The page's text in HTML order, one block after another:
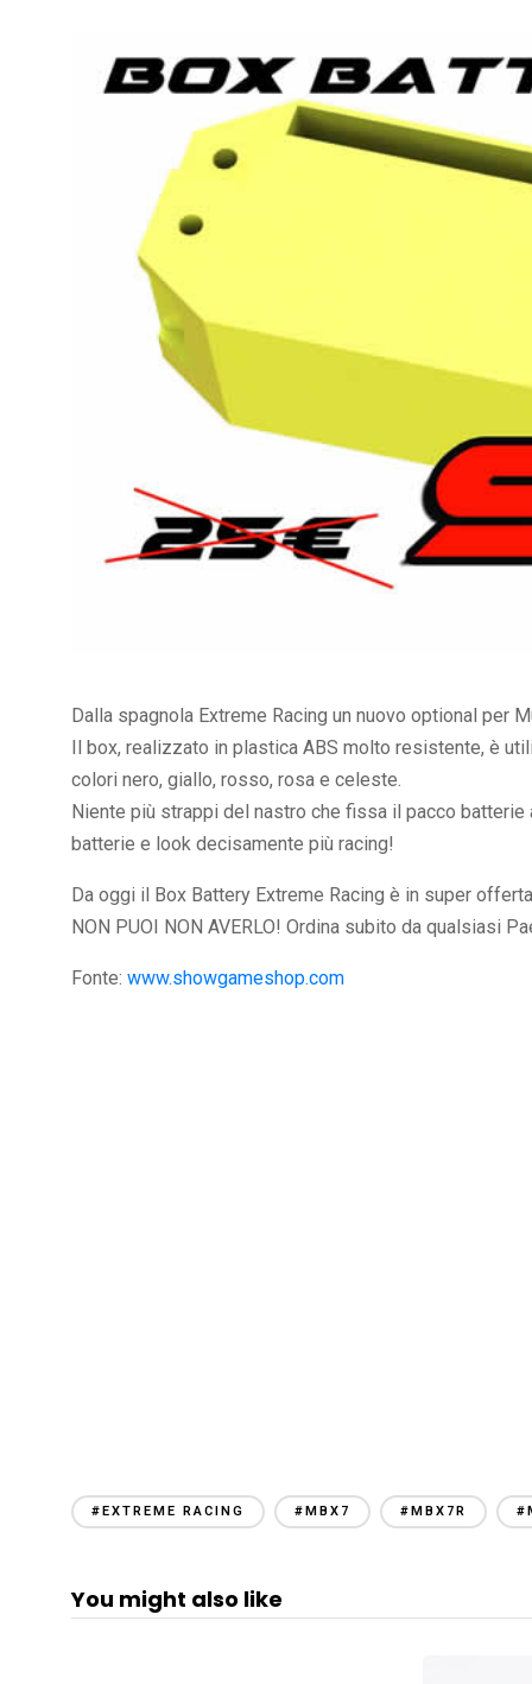
Dalla spagnola Extreme Racing un nuovo optional per
Il box, realizzato in plastica ABS molto resistente, è
colori nero, giallo, rosso, rosa e celeste.
Niente più strappi del nastro che fissa il pacco
batterie e look decisamente più racing!
Da oggi il Box Battery Extreme Racing è in super
NON PUOI NON AVERLO! Ordina subito da qualsiasi
Fonte: www.showgameshop.com
#EXTREME RACING #MBX7 #MBX7R
You might also like